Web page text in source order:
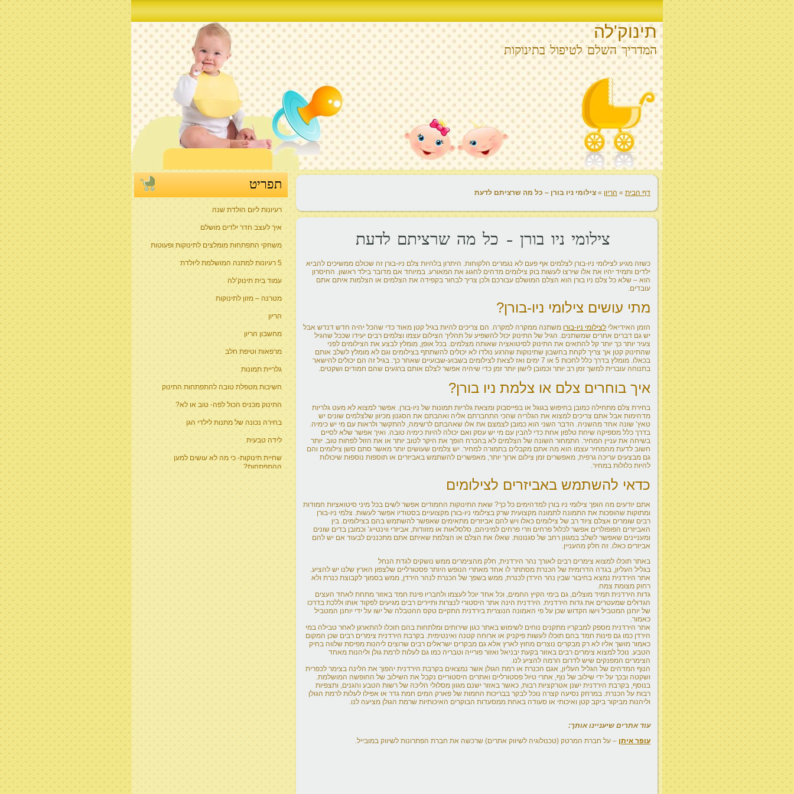
תינוק'לה
המדריך השלם לטיפול בתינוקות
דף הבית » הריון » צילומי ניו בורן – כל מה שרציתם לדעת
צילומי ניו בורן – כל מה שרציתם לדעת
כשזה מגיע לצילומי ניו-בורן לצלמים אף פעם לא נגמרים הלקוחות. היתרון בלהיות צלם ניו-בורן זה שכולם ממשיכים להביא
ילדים ותמיד יהיו את אלו שירצו לעשות בוק צילומים מדהים לחגוג את המאורע. במיוחד אם מדובר בילד ראשון. החיסרון
הוא – שלא כל צלם ניו בורן הוא הצלם המושלם עבורכם ולכן צריך לבחור בקפידה את הצלמים או הצלמות איתם אתם
עובדים.
מתי עושים צילומי ניו-בורן?
הזמן האידיאלי לצילומי ניו-בורן משתנה ממקרה למקרה. הם צריכים להיות בגיל קטן מאוד כדי שהכל יהיה חדש דנדש אבל
יש גם דברים אחרים שמשתנים. הגיל של התינוק יכול להשפיע על תהליך הצילום עצמו וצלמים רבים יעידו שככל שהגיל
צעיר יותר כך יותר קל להתאים את התינוק לסיטואציה שאותה מצלמים. בכל אופן, מומלץ לבצע את הצילומים לפני
שהתינוק קטן אך צריך לקחת בחשבון שתינוקות שהרגע נולדו לא יכולים להשתתף בצילומים וגם לא מומלץ לשלב אותם
בכאלו. מומלץ בדרך כלל לחכות 5 או 7 ימים ואז לצאת לצילומים בשבוע-שבועיים שאחר כך. בגיל זה הם יכולים להישאר
בתנוחה עוברית למשך זמן רב יותר וכמובן לישון יותר זמן כדי שיהיה אפשר לצלם אותם ברגעים שהם חמודים ושקטים.
איך בוחרים צלם או צלמת ניו בורן?
בחירת צלם מתחילה כמובן בחיפוש בגוגל או בפייסבוק ומצאת גלריות תמונות של ניו-בורן. אפשר למצוא לא מעט גלריות
מדהימות אבל אתם צריכים למצוא את הגלריה שהכי התחברתם אליה ואהבתם את הסגנון מכיוון שלצלמים שונים יש
טאץ’ שונה אחד מהשניה. הדבר השני הוא כמובן לצמצם את אלו שאהבתם לרשימה, להתקשר ולראות עם מי יש כימיה.
בדרך כלל מספיקה שיחת טלפון אחת כדי להבין עם מי יש עסק ואם יכולה להיות כימיה טובה. ואיך אפשר שלא לסיים
בשיחה את עניין המחיר. התמחור השונה של הצלמים לא בהכרח הופך את היקר לטוב יותר או את הזול לפחות טוב. יותר
חשוב לדעת מהמחיר עצמו הוא מה אתם מקבלים בתמורה למחיר. יש צלמים שעושים יותר מאשר סתם סשן צילומים והם
גם מבצעים עריכה גרפית, מאפשרים זמן צילום ארוך יותר, מאפשרים להשתמש באביזרים או תוספות נוספות שיכולות
להיות כלולות במחיר.
כדאי להשתמש באביזרים לצילומים
אתם יודעים מה הופך צילומי ניו בורן למדהימים כל כך? שאת התינוקות החמודים אפשר לשים בכל מיני סיטואציות חמודות
ומתוקות שהופכות את התמונה לתמונה מקצועית שרק בצילומי ניו-בורן מקצועיים בסטודיו אפשר לעשות. צלמי ניו-בורן
רבים שומרים אצלם ציוד רב של צילומים כאלו ויש להם אביזרים מתאימים שאפשר להשתמש בהם בצילומים. בין
האביזרים הפופולרים אפשר לכלול פרחים וזרי פרחים למיניהם, סלסלאות או מזוודות, אביזרי ווינטייג’ וכמובן בדים שונים
ומעניינים שאפשר לשלב במגוון רחב של סגנונות. שאלו את הצלם או הצלמת שאיתם אתם מתכננים לבעוד אם יש להם
אביזרים כאלו. זה חלק מהעניין.
באתר תוכלו למצוא צימרים רבים לאורך נהר הירדנית, חלק מהצימרים ממש נושקים לגדת הנחל
בגליל העליון, בגדה הדרומית של הכנרת מסתתר לו אחד מאתרי הנופש היותר פסטורליים שלצפון הארץ שלנו יש להציע.
אתר הירדנית נמצא בחיבור שבין נהר הירדן לכנרת, ממש בשפך של הכנרת לנהר הירדן, ממש בסמוך לקבוצת כנרת ולא
רחוק מצומת צמח.
גדות הירדנית תמיד מוצלים, גם בימי הקיץ החמים, וכל אחד יוכל לעצמו ולחבריו פינת חמד באזור מתחת לאחד העצים
הגדולים שמעטרים את גדות הירדנית. הירדנית הינה אתר היסטורי לנצרות ותיירים רבים מגיעים לפקוד אותו וללכת בדרכו
של יוחנן המטביל וישו הקדוש שכן על פי האמונה הנוצרית בירדנית התקיים טקס ההטבלה של ישו על ידי יוחנן המטביל
כאמור.
אתר הירדנית מספק למבקריו מתקנים נוחים לשימוש באתר כגון שירותים ומלתחות בהם תוכלו להתארגן לאחר טבילה במי
הירדן כמו גם פינות חמד בהם תוכלו לעשות פיקניק או ארוחה קטנה ואינטימית. בקרבת הירדנית צימרים רבים שכן המקום
כאמור מושך אליו לא רק מבקרים נוצרים מחוץ לארץ אלא גם מבקרים ישראלים רבים שרוצים ליהנות מפיסת שלווה בחיק
הטבע. נוכל למצוא צימרים רבים באזור בקעת יבניאל ואזור פורייה וטבריה כמו גם לעלות לרמת גולן וליהנות מאחד
הצימרים המפנקים שיש לדרום הרמה להציע לנו.
הנוף המדהים של הגליל העליון, אגם הכנרת או רמת הגולן אשר נמצאים בקרבת הירדנית יהפוך את הלינה בצימר לכפרית
ושקטה ובכך על ידי שילוב של נוף, אתרי טיול פסטורליים ואתרים היסטוריים נקבל את השילוב של החופשה המושלמת.
בנוסף, בקרבת הירדנית ישנן אטרקציות רבות, כאשר באזור ישנם מגוון מסלולי הליכה של רשות הטבע והגנים, ותצפיות
רבות על הכנרת. במרחק נסיעה קצרה נוכל לבקר בבריכות החמות של פארק המים חמת גדר או אפילו לעלות לרמת הגולן
וליהנות מביקור ביקב קטן ואיכותי או סעודה באחת ממסעדות הבוקרים האיכותיות שרמת הגולן מציעה לנו.
עוד אתרים שיעניינו אותך:
עופר איתן – על חברת המרטק (טכנולוגיה לשיווק אתרים) שרכשה את חברת הפתרונות לשיווק במובייל.
תפריט
רעיונות ליום הולדת שנה
איך לעצב חדר ילדים מושלם
משחקי התפתחות מומלצים לתינוקות ופעוטות
5 רעיונות למתנה המושלמת ליולדת
עמוד בית תינוק’לה
מטרנה – מזון לתינוקות
הריון
מחשבון הריון
מרפאות וטיפת חלב
גלריית תמונות
חשיבות מטפלת טובה להתפתחות התינוק
התינוק מכניס הכול לפה- טוב או לא?
בחירה נכונה של מתנות לילדי הגן
לידה טבעית
שחיית תינוקות- כי מה לא עושים למען
ההתפתחות?